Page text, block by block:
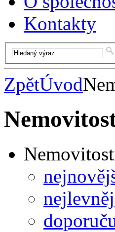
Kontakty
ZpětÚvod